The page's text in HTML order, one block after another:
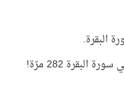
البقرة.